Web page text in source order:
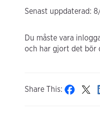
Senast uppdaterad:
Du måste vara
och har gjort det bör
Share This: